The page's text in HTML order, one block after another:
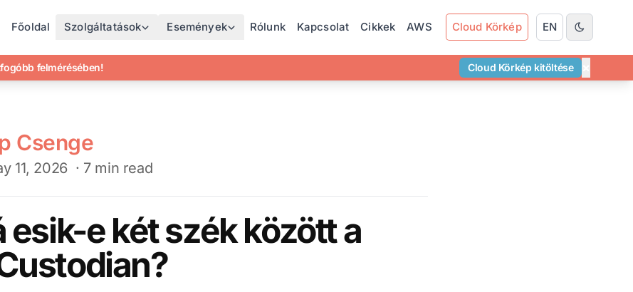
Főoldal Szolgáltatások Események Rólunk Kapcsolat Cikkek AWS Cloud Körkép EN
felmérésében! Cloud Körkép kitöltése
Csenge
11, 2026· 7 min read
esik-e két szék között a